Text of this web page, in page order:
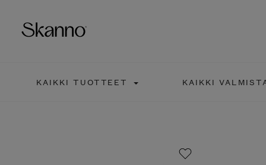
KAIKKI TUOTTEET KAIKKI